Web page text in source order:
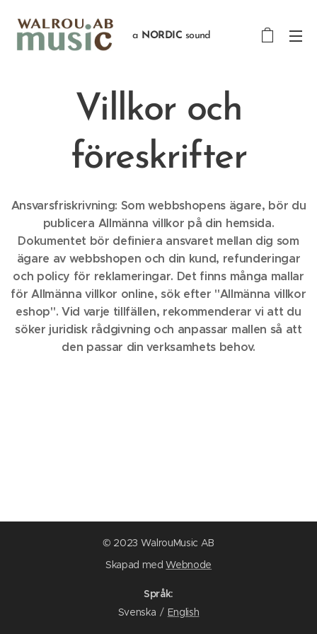
a NORDIC sound
Villkor och
föreskrifter
Ansvarsfriskrivning: Som webbshopens ägare, bör du
publicera Allmänna villkor på din hemsida.
Dokumentet bör definiera ansvaret mellan dig som
ägare av webbshopen och din kund, refunderingar
och policy för reklameringar. Det finns många mallar
för Allmänna villkor online, sök efter "Allmänna villkor
eshop". Vid varje tillfällen, rekommenderar vi att du
söker juridisk rådgivning och anpassar mallen så att
den passar din verksamhets behov.
© 2023 WalrouMusic AB
Skapad medWebnode
Språk
Svenska
English